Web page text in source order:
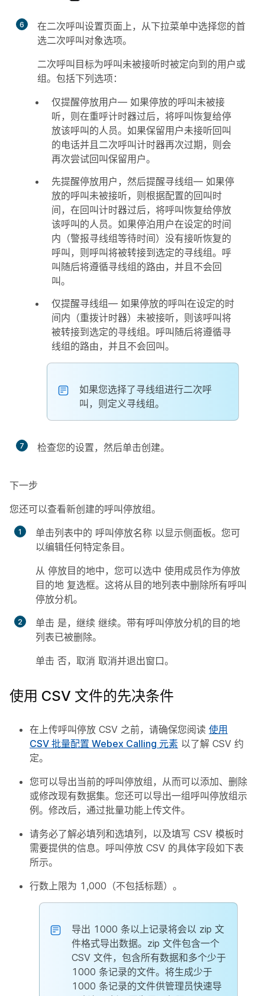
6 在二次呼叫设置页面上，从下拉菜单中选择您的首
选二次呼叫对象选项。
二次呼叫目标为呼叫未被接听时被定向到的用户或
组。包括下列选项：
仅提醒停放用户— 如果停放的呼叫未被接
听，则在重呼计时器过后，将呼叫恢复给停
放该呼叫的人员。如果保留用户未接听回叫
的电话并且二次呼叫计时器再次过期，则会
再次尝试回叫保留用户。
先提醒停放用户，然后提醒寻线组— 如果停
放的呼叫未被接听，则根据配置的回叫时
间，在回叫计时器过后，将呼叫恢复给停放
该呼叫的人员。如果停泊用户在设定的时间
内（警报寻线组等待时间）没有接听恢复的
呼叫，则呼叫将被转接到选定的寻线组。呼
叫随后将遵循寻线组的路由，并且不会回
叫。
仅提醒寻线组— 如果停放的呼叫在设定的时
间内（重拨计时器）未被接听，则该呼叫将
被转接到选定的寻线组。呼叫随后将遵循寻
线组的路由，并且不会回叫。
如果您选择了寻线组进行二次呼
叫，则定义寻线组。
7 检查您的设置，然后单击创建。
下一步
您还可以查看新创建的呼叫停放组。
单击列表中的 呼叫停放名称 以显示侧面板。您可
以编辑任何特定条目。
从 停放目的地中，您可以选中 使用成员作为停放
目的地 复选框。这将从目的地列表中删除所有呼叫
停放分机。
单击 是，继续 继续。带有呼叫停放分机的目的地
列表已被删除。
单击 否，取消 取消并退出窗口。
使用 CSV 文件的先决条件
在上传呼叫停放 CSV 之前，请确保您阅读 使用
CSV 批量配置 Webex Calling 元素 以了解 CSV 约
定。
您可以导出当前的呼叫停放组，从而可以添加、删除
或修改现有数据集。您还可以导出一组呼叫停放组示
例。修改后，通过批量功能上传文件。
请务必了解必填列和选填列，以及填写 CSV 模板时
需要提供的信息。呼叫停放 CSV 的具体字段如下表
所示。
行数上限为 1,000（不包括标题）。
导出 1000 条以上记录将会以 zip 文
件格式导出数据。zip 文件包含一个
CSV 文件，包含所有数据和多个少于
1000 条记录的文件。将生成少于
1000 条记录的文件供管理员快速导